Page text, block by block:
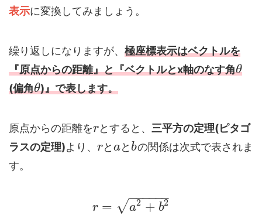
表示に変換してみましょう。
繰り返しになりますが、 極座標表示はベクトルを
『原点からの距離』と『ベクトルとx軸のなす角θ
(偏角θ)』で表します。
原点からの距離をrとすると、 三平方の定理(ピタゴ
ラスの定理)より、 rとaと bの関係は次式で表されま
す。
r = a2 + b2
− −
−−−−
√